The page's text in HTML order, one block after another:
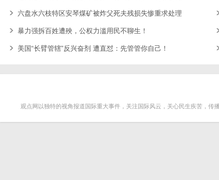
六盘水六枝特区安琴煤矿被炸父死夫残损失惨重求处理
暴力强拆百姓遭殃，公权力滥用民不聊生！
美国“长臂管辖”反兴奋剂 遭直怼：先管管你自己！
观点网以独特的视角报道国际重大事件，关注国际风云，关心民生疾苦，